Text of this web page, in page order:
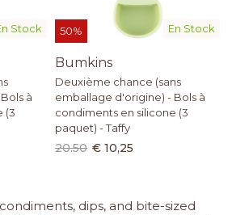
Stock
à
(3
En Stock
50%
Bumkins
Deuxième chance (sans
emballage d'origine) - Bols à
condiments en silicone (3
paquet) - Taffy
20.50 € 10,25
dips, and bite-sized